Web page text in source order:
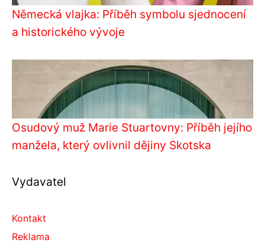
Německá vlajka: Příběh symbolu sjednocení
a historického vývoje
Osudový muž Marie Stuartovny: Příběh jejího
manžela, který ovlivnil dějiny Skotska
Vydavatel
Kontakt
Reklama